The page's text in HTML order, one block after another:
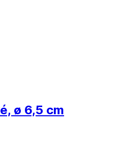
ø 6,5 cm